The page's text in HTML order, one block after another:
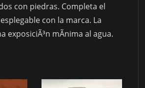
con piedras. Completa el
con la marca. La
exposiciÃ³n mÃ­nima al agua.